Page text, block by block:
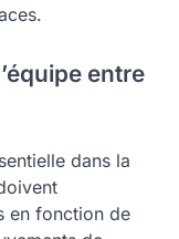
entre
dans la
en fonction de